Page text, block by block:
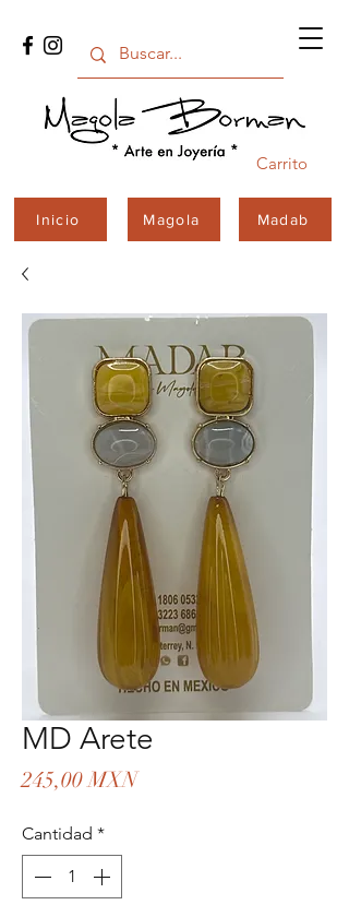
Carrito
Inicio Magola Madab
MD Arete
245,00 MXNPrecio
Cantidad *